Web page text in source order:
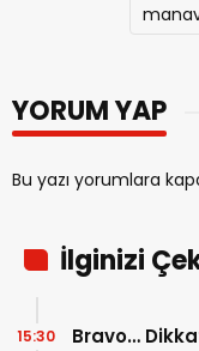
YORUM YAP
Bu yazı yorumlara
İlginizi
Bravo…
15:30